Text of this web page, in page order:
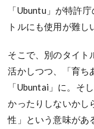
「Ubuntu」が特許
トルにも使用が難し
そこで、別のタイト
活かしつつ、「育ち
「Ubuntai」に。そ
かったりしないかし
性」という意味が